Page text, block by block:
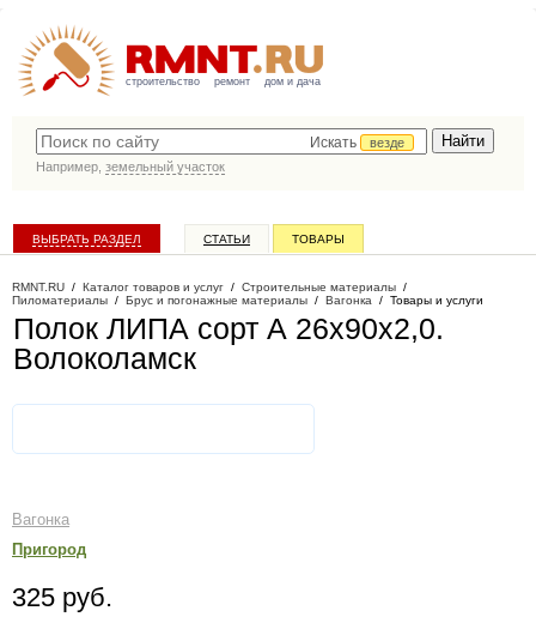
строительство ремонт дом и дача
Искать
везде
Например, земельный участок
ВЫБРАТЬ РАЗДЕЛ СТАТЬИ ТОВАРЫ
RMNT.RU / Каталог товаров и услуг / Строительные материалы /
Пиломатериалы / Брус и погонажные материалы / Вагонка / Товары и услуги
Полок ЛИПА сорт А 26х90х2,0.
Волоколамск
Вагонка
Пригород
325 руб.